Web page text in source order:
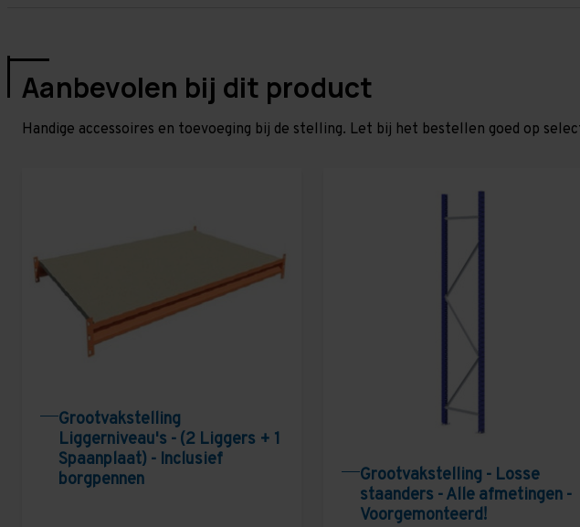
Aanbevolen bij dit product
Handige accessoires en toevoeging bij de stelling. Let bij het bestellen goed op
Grootvakstelling
Liggerniveau's - (2 Liggers + 1
Spaanplaat) - Inclusief
borgpennen
Grootvakstelling - Losse
staanders - Alle afmetingen -
Voorgemonteerd!